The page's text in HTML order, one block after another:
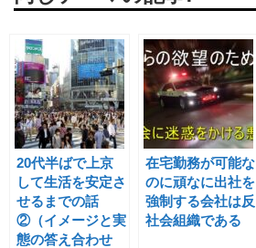
20代半ばで上京
して生活を安定さ
せるまでの話
②（イメージと実
態の答え合わせ
在宅勤務が可能な
のに頑なに出社を
強制する会社は反
社会組織である